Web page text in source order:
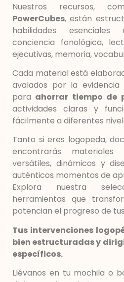
Nuestros recursos,
PowerCubes, están
habilidades
conciencia fonológica,
ejecutivas, memoria,
Cada material está
avalados por la
para ahorrar tiempo de
actividades claras y
fácilmente a diferentes
Tanto si eres logopeda,
encontrarás materiales
versátiles, dinámicos y
auténticos momentos de
Explora nuestra
herramientas que
potencian el progreso de
Tus intervenciones
bien estructuradas y
específicos.
Llévanos en tu mochila o